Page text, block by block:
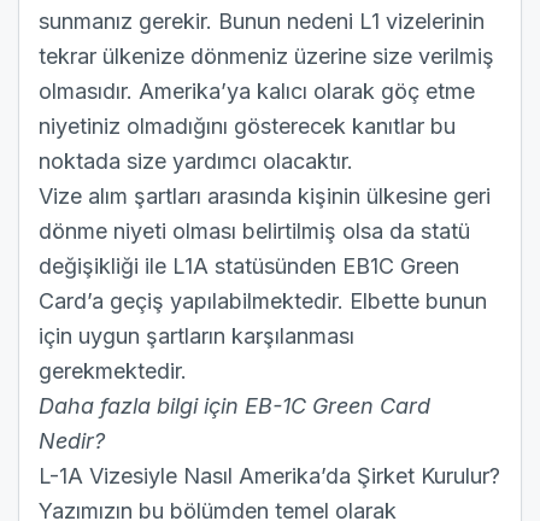
sunmanız gerekir. Bunun nedeni L1 vizelerinin
tekrar ülkenize dönmeniz üzerine size verilmiş
olmasıdır. Amerika’ya kalıcı olarak göç etme
niyetiniz olmadığını gösterecek kanıtlar bu
noktada size yardımcı olacaktır.
Vize alım şartları arasında kişinin ülkesine geri
dönme niyeti olması belirtilmiş olsa da statü
değişikliği ile L1A statüsünden EB1C Green
Card’a geçiş yapılabilmektedir. Elbette bunun
için uygun şartların karşılanması
gerekmektedir.
Daha fazla bilgi için EB-1C Green Card
Nedir?
L-1A Vizesiyle Nasıl Amerika’da Şirket Kurulur?
Yazımızın bu bölümden temel olarak